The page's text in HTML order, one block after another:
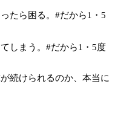
たら困る。#だから1・5
しまう。#だから1・5度
続けられるのか、本当に